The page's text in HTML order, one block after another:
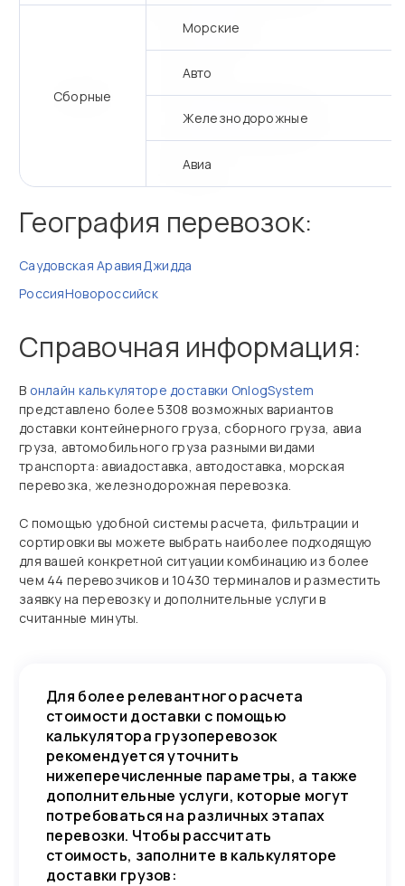
Сборные
Морские
Авто
Железнодорожные
Авиа
География перевозок:
Саудовская АравияДжидда
РоссияНовороссийск
Справочная информация:
В онлайн калькуляторе доставки OnlogSystem
представлено более 5308 возможных вариантов
доставки контейнерного груза, сборного груза, авиа
груза, автомобильного груза разными видами
транспорта: авиадоставка, автодоставка, морская
перевозка, железнодорожная перевозка.
С помощью удобной системы расчета, фильтрации и
сортировки вы можете выбрать наиболее подходящую
для вашей конкретной ситуации комбинацию из более
чем 44 перевозчиков и 10430 терминалов и разместить
заявку на перевозку и дополнительные услуги в
считанные минуты.
Для более релевантного расчета
стоимости доставки с помощью
калькулятора грузоперевозок
рекомендуется уточнить
нижеперечисленные параметры, а также
дополнительные услуги, которые могут
потребоваться на различных этапах
перевозки. Чтобы рассчитать
стоимость, заполните в калькуляторе
доставки грузов: